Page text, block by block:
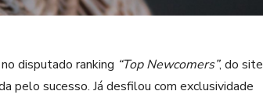
disputado ranking “Top Newcomers”, do site
pelo sucesso. Já desfilou com exclusividade